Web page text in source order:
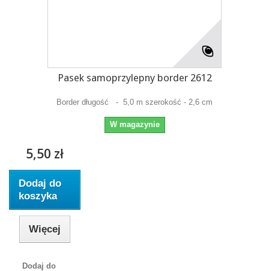
Pasek samoprzylepny border 2612
Border długość - 5,0 m szerokość - 2,6 cm
W magazynie
5,50 zł
Dodaj do
koszyka
Więcej
Dodaj do